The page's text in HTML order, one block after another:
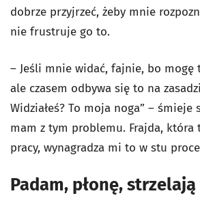
dobrze przyjrzeć, żeby mnie
nie frustruje go to.
– Jeśli mnie widać, fajnie, bo mogę
ale czasem odbywa się to na
Widziałeś? To moja noga” – śmieje
mam z tym problemu. Frajda, która
pracy, wynagradza mi to w stu
Padam, płonę,